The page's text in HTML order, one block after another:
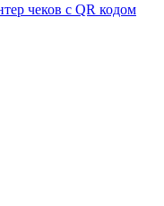
чеков с QR кодом